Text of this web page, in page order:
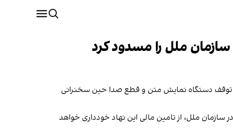
ملل را مسدود کرد
توقف دستگاه نمایش متن و قطع صدا حین سخنرانی
ملل، از تامین مالی این نهاد خودداری خواهد